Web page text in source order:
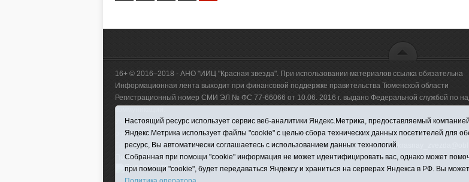
16+ © 2016–2018 - АНО "ИИЦ "Красная звезда". При использовании материалов ссылка обязательна
Информационная лента выходит при финансовой поддержке правительства Тюменской области
Регистрационный номер СМИ ЭЛ № ФС 77-66066 от 10.06. 2016 г. выдано Федеральной службой по
коммуникаций.
Учредитель (соучредители) Автономная некоммерческая организация "Информационно-
р-н, с. Викулово, ул. Ленина, д. 5).
Главный редактор Антюхова Светлана Владимировна. Адрес электронной почты:
Политика оператора|RSS
Настоящий ресурс использует сервис веб-аналитики Яндекс.Метрика, предоставляемый
Яндекс.Метрика использует файлы "cookie" с целью сбора технических данных посетителей для
ресурс, Вы автоматически соглашаетесь с использованием данных технологий.
Собранная при помощи "cookie" информация не может идентифицировать вас, однако может
при помощи "cookie", будет передаваться Яндексу и храниться на серверах Яндекса в РФ. Вы